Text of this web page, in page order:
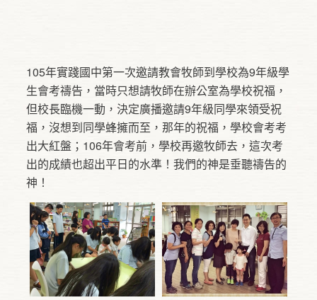
105年實踐國中第一次邀請教會牧師到學校為9年級學
生會考禱告，當時只想請牧師在辦公室為學校祝福，
但校長臨機一動，決定廣播邀請9年級同學來領受祝
福，沒想到同學蜂擁而至，那年的祝福，學校會考考
出大紅盤；106年會考前，學校再邀牧師去，這次考
出的成績也超出平日的水準！我們的神是垂聽禱告的
神！